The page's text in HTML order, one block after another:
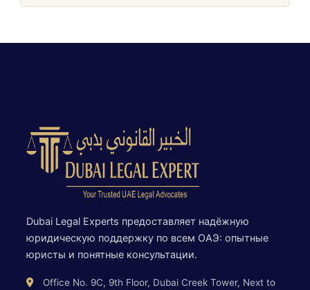
Dubai Legal Experts предоставляет надёжную
юридическую поддержку по всем ОАЭ: опытные
юристы и понятные консультации.
Office No. 9C, 9th Floor, Dubai Creek Tower, Next to